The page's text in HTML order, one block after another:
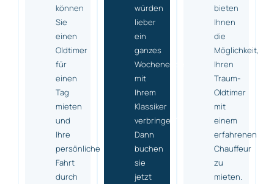
können
Sie
einen
Oldtimer
für
einen
Tag
mieten
und
Ihre
persönliche
Fahrt
durch
würden
lieber
ein
ganzes
Wochenende
mit
Ihrem
Klassiker
verbringen?
Dann
buchen
sie
jetzt
bieten
Ihnen
die
Möglichkeit,
Ihren
Traum-
Oldtimer
mit
einem
erfahrenen
Chauffeur
zu
mieten.